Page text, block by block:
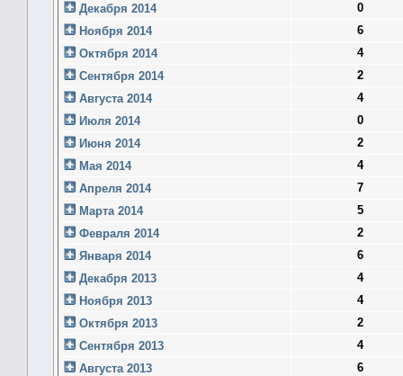
Декабря 2014
0
Ноября 2014
6
Октября 2014
4
Сентября 2014
2
Августа 2014
4
Июля 2014
0
Июня 2014
2
Мая 2014
4
Апреля 2014
7
Марта 2014
5
Февраля 2014
2
Января 2014
6
Декабря 2013
4
Ноября 2013
4
Октября 2013
2
Сентября 2013
4
Августа 2013
6